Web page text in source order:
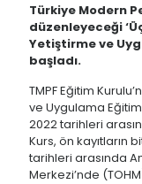
Türkiye Modern
düzenleyeceği
Yetiştirme ve
başladı.
TMPF Eğitim
ve Uygulama Eğitim
2022 tarihleri
Kurs, ön kayıtların
tarihleri arasında
Merkezi’nde